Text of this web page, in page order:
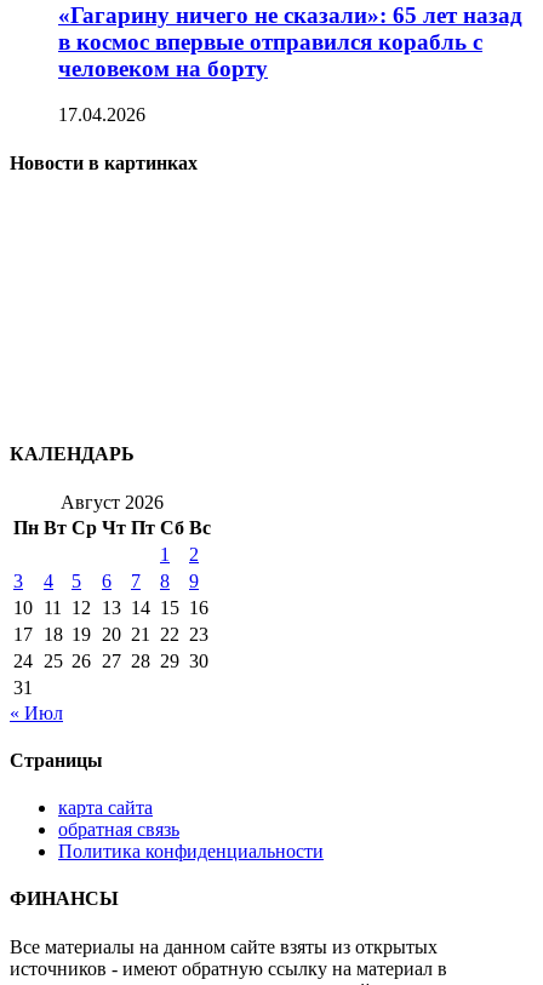
«Гагарину ничего не сказали»: 65 лет назад
в космос впервые отправился корабль с
человеком на борту
17.04.2026
Новости в картинках
КАЛЕНДАРЬ
Август 2026
Пн Вт Ср Чт Пт Сб Вс
1
2
3
4 5 6 7 8
9
10 11 12 13 14 15 16
17 18 19 20 21 22 23
24 25 26 27 28 29 30
31
« Июл
Страницы
карта сайта
обратная связь
Политика конфиденциальности
ФИНАНСЫ
Все материалы на данном сайте взяты из открытых
источников - имеют обратную ссылку на материал в